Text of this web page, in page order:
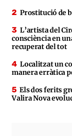
Prostitució de
L’artista del
consciència en
recuperat del tot
Localitzat un
manera erràtica
Els dos ferits
Valira Nova